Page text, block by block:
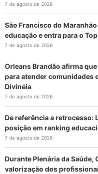
7 de agosto de 2026
São Francisco do
educação e entra para o
7 de agosto de 2026
Orleans Brandão afirma
para atender comunidades
Divinéia
7 de agosto de 2026
De referência a retrocesso:
posição em ranking
7 de agosto de 2026
Durante Plenária da Saúde,
valorização dos